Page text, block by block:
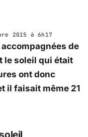
2015 à 6h17
accompagnées de
le soleil qui était
ont donc
il faisait même 21